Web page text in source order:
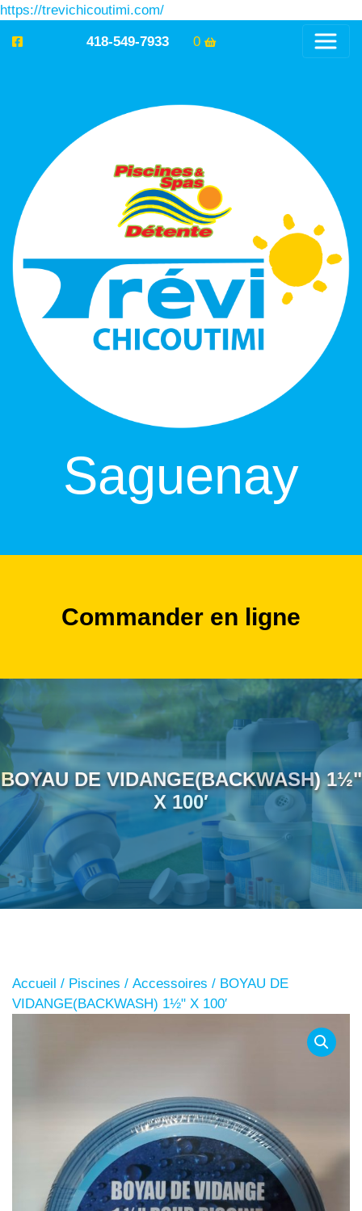
https://trevichicoutimi.com/
418-549-7933 0
Saguenay
Commander en ligne
BOYAU DE VIDANGE(BACKWASH) 1½"
X 100′
Accueil / Piscines / Accessoires / BOYAU DE
VIDANGE(BACKWASH) 1½" X 100′